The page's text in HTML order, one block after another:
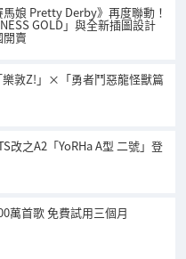
馬娘 Pretty Derby》再度聯動！
GOLD」與全新插圖設計
賣
敦Z!」×「勇者鬥惡龍怪獸篇
改之A2「YoRHa A型 二號」登
萬首歌 免費試用三個月